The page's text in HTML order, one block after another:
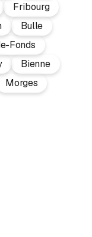
Fribourg
Bulle
Fonds
Bienne
Morges